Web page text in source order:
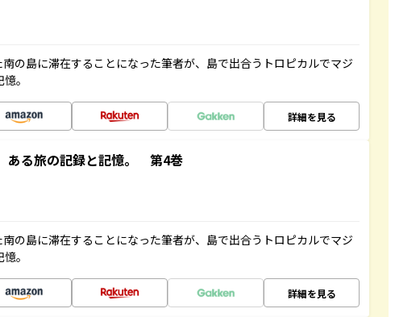
の島に滞在することになった筆者が、島で出合うトロピカルでマジ
。
詳細を見る
ある旅の記録と記憶。 第4巻
の島に滞在することになった筆者が、島で出合うトロピカルでマジ
。
詳細を見る